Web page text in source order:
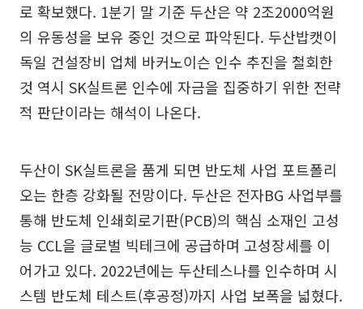
로 확보했다. 1분기 말 기준 두산은 약 2조2000억원
의 유동성을 보유 중인 것으로 파악된다. 두산밥캣이
독일 건설장비 업체 바커노이슨 인수 추진을 철회한
것 역시 SK실트론 인수에 자금을 집중하기 위한 전략
적 판단이라는 해석이 나온다.
두산이 SK실트론을 품게 되면 반도체 사업 포트폴리
오는 한층 강화될 전망이다. 두산은 전자BG 사업부를
통해 반도체 인쇄회로기판(PCB)의 핵심 소재인 고성
능 CCL을 글로벌 빅테크에 공급하며 고성장세를 이
어가고 있다. 2022년에는 두산테스나를 인수하며 시
스템 반도체 테스트(후공정)까지 사업 보폭을 넓혔다.